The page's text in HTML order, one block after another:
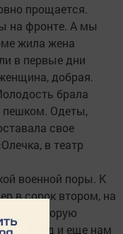
прощается.
на фронте. А мы
жила жена
в первые дни
добрая.
брала
пешком. Одеты,
свое
в театр
военной поры. К
в сорок втором, на
которую
завод и еще нам